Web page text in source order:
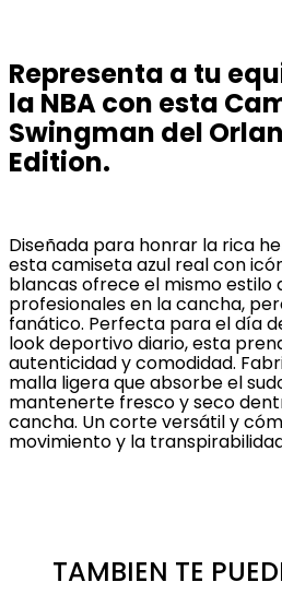
Representa a tu
la NBA con esta
Swingman del
Edition.
Diseñada para honrar la rica
esta camiseta azul real con
blancas ofrece el mismo estilo
profesionales en la cancha,
fanático. Perfecta para el día
look deportivo diario, esta
autenticidad y comodidad.
malla ligera que absorbe el
mantenerte fresco y seco
cancha. Un corte versátil y
movimiento y la
TAMBIEN TE